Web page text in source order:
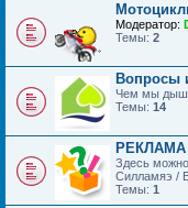
Модератор:
Темы: 2
Вопросы
Чем мы
Темы: 14
РЕКЛАМА
Здесь
Силламяэ /
Темы: 1